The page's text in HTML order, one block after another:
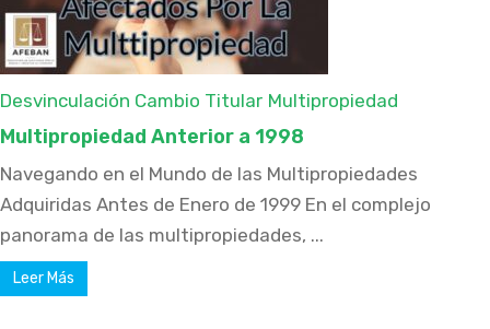
Desvinculación Cambio Titular Multipropiedad
Multipropiedad Anterior a 1998
Navegando en el Mundo de las Multipropiedades
Adquiridas Antes de Enero de 1999 En el complejo
panorama de las multipropiedades, ...
Leer Más